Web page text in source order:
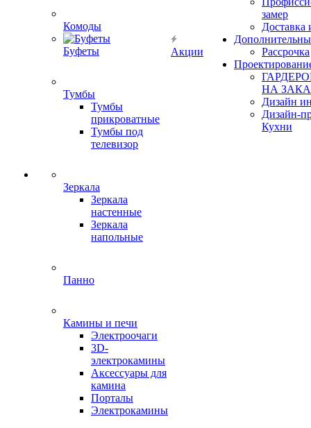
Комоды
Буфеты
Тумбы
Тумбы
прикроватные
Тумбы под
телевизор
Зеркала
Зеркала
настенные
Зеркала
напольные
Панно
Камины и печи
Электроочаги
3D-
электрокамины
Аксессуары для
камина
Порталы
Электрокамины
Акции
замер
Доставка
Рассрочка
НА
Дизайн
Дизайн-
Кухни